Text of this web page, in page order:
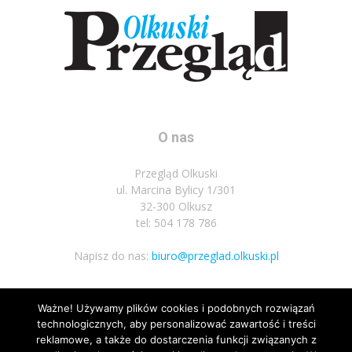
O nas
Przegląd Olkuski
ul. Marcina Bylicy 1/301
32-300 Olkusz
tel: 504 178 786
Napisz do nas: biuro@przeglad.olkuski.pl
Podążaj za nami
Ważne! Używamy plików cookies i podobnych rozwiązań
technologicznych, aby personalizować zawartość i treści
reklamowe, a także do dostarczenia funkcji związanych z